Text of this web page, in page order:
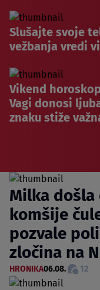
Slušajte svoje
vežbanja vredi
Vikend
Vagi donosi
znaku stiže
Milka došla
komšije
pozvale
zločina na
HRONIKA06.08. 12